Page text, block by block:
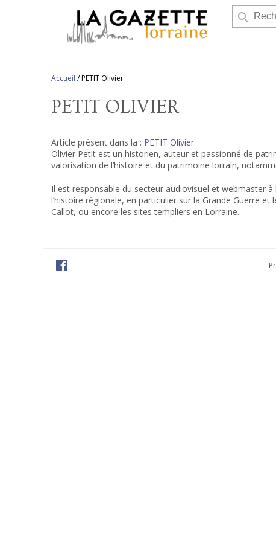
search
Accueil /PETIT Olivier
PETIT OLIVIER
Article présent dans la : PETIT Olivier
Olivier Petit est un historien, auteur et passionné de
valorisation de l’histoire et du patrimoine lorrain,
Il est responsable du secteur audiovisuel et webmaster
l’histoire régionale, en particulier sur la Grande Guerre et
Callot, ou encore les sites templiers en Lorraine.